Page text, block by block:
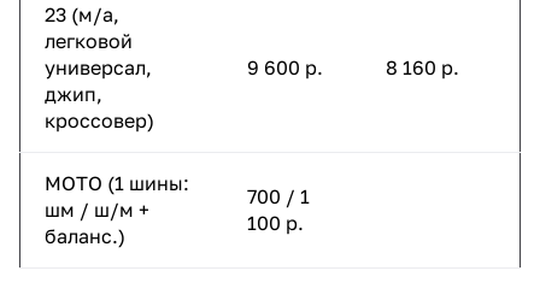
23 (м/а,
легковой
универсал,
джип,
кроссовер)
9 600 р. 8 160 р.
МОТО (1 шины:
шм / ш/м +
баланс.)
700 / 1
100 р.